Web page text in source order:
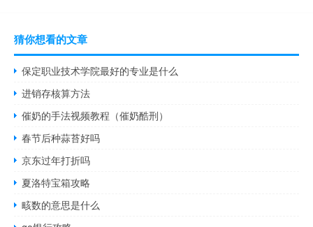
猜你想看的文章
保定职业技术学院最好的专业是什么
进销存核算方法
催奶的手法视频教程（催奶酷刑）
春节后种蒜苔好吗
京东过年打折吗
夏洛特宝箱攻略
畡数的意思是什么